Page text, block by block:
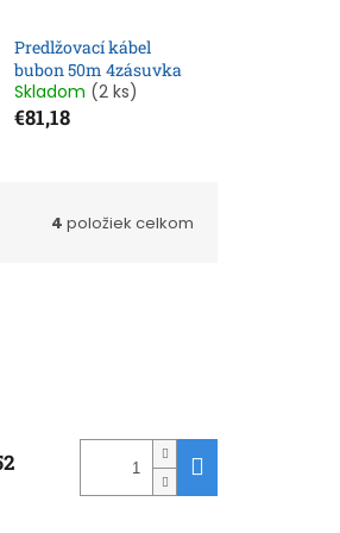
Predlžovací kábel
bubon 50m 4zásuvka
Skladom (2 ks)
€81,18
4 položiek celkom